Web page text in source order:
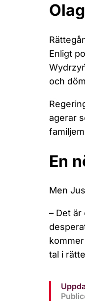
Enligt
och
agerar
En
Men
– Det är
tal i